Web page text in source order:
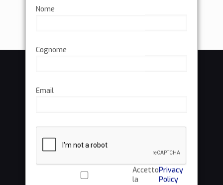
Nome
Cognome
Email
Accetto
la
Privacy
Policy